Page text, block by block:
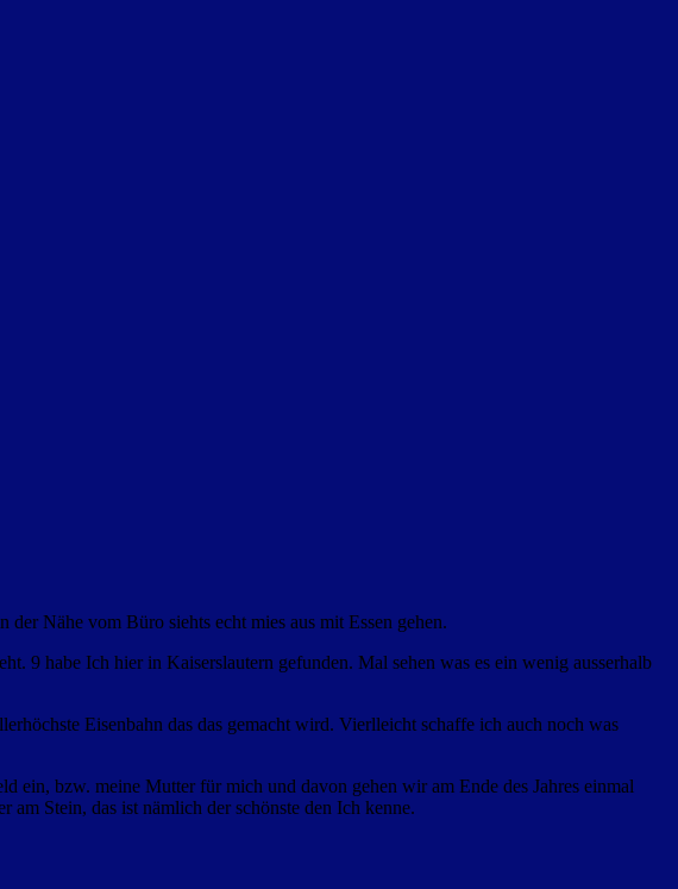
Nähe vom Büro siehts echt mies aus mit Essen gehen.
9 habe Ich hier in Kaiserslautern gefunden. Mal sehen was es ein wenig ausserhalb
Eisenbahn das das gemacht wird. Vierlleicht schaffe ich auch noch was
ein, bzw. meine Mutter für mich und davon gehen wir am Ende des Jahres einmal
Stein, das ist nämlich der schönste den Ich kenne.